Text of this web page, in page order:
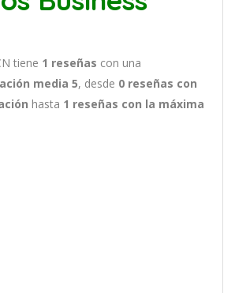
tiene 1 reseñas con una
media 5, desde 0 reseñas con
hasta 1 reseñas con la máxima